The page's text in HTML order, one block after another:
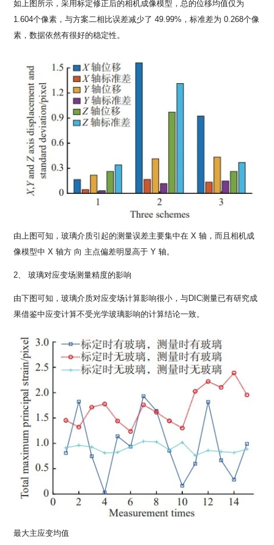
如上图所示，采用标定修正后的相机成像模型，总的位移均值仅为
1.604个像素，与方案二相比误差减少了 49.99%，标准差为 0.268个像
素，数据依然有很好的稳定性。
由上图可知，玻璃介质引起的测量误差主要集中在 X 轴，而且相机成
像模型中 X 轴方 向 主点偏差明显高于 Y 轴。
2、 玻璃对应变场测量精度的影响
由下图可知，玻璃介质对应变场计算影响很小，与DIC测量已有研究成
果借鉴中应变计算不受光学玻璃影响的计算结论一致。
最大主应变均值